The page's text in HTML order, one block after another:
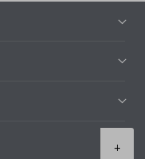
+